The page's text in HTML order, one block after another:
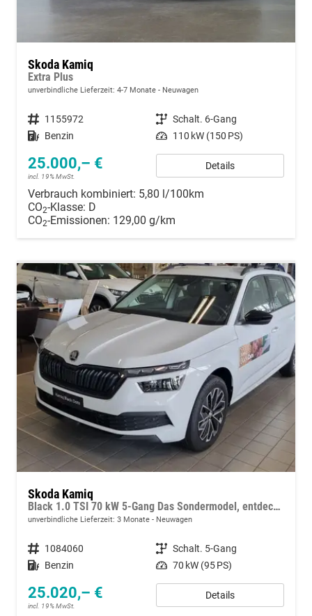
Skoda Kamiq
Extra Plus
unverbindliche Lieferzeit: 4-7 Monate Neuwagen
Fahrzeugnummer 1155972 Getriebe Schalt. 6-Gang
Kraftstoff Benzin Leistung 110 kW (150 PS)
25.000,– €
incl. 19% MwSt.
Details
Verbrauch kombiniert: 5,80 l/100km
CO2-Klasse: D
CO2-Emissionen: 129,00 g/km
Skoda Kamiq
Black 1.0 TSI 70 kW 5-Gang Das Sondermodel, entdecken Sie die reichhaltige Serienausstattung
unverbindliche Lieferzeit: 3 Monate Neuwagen
Fahrzeugnummer 1084060 Getriebe Schalt. 5-Gang
Kraftstoff Benzin Leistung 70 kW (95 PS)
25.020,– €
incl. 19% MwSt.
Details